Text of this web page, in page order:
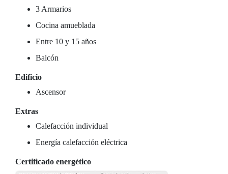
3 Armarios
Cocina amueblada
Entre 10 y 15 años
Balcón
Edificio
Ascensor
Extras
Calefacción individual
Energía calefacción eléctrica
Certificado energético